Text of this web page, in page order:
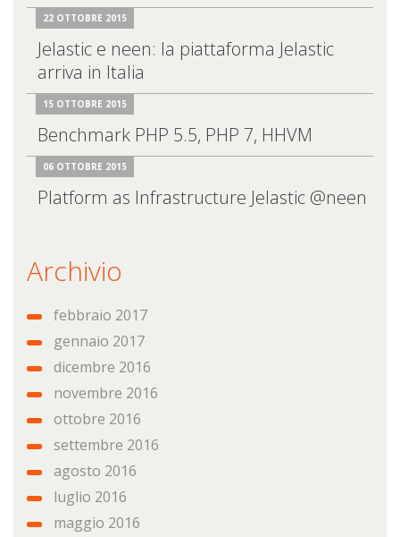
22 OTTOBRE 2015
Jelastic e neen: la piattaforma Jelastic
arriva in Italia
15 OTTOBRE 2015
Benchmark PHP 5.5, PHP 7, HHVM
06 OTTOBRE 2015
Platform as Infrastructure Jelastic @neen
Archivio
febbraio 2017
gennaio 2017
dicembre 2016
novembre 2016
ottobre 2016
settembre 2016
agosto 2016
luglio 2016
maggio 2016